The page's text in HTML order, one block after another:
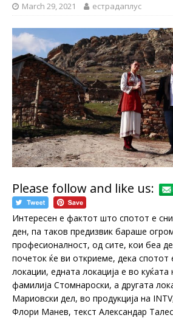
March 29, 2021 естрадаплус
Please follow and like us:
Интересен е фактот што спотот е
ден, па таков предизвик бараше
професионалност, од сите, кои беа
почеток ќе ви откриеме, дека спотот
локации, едната локација е во куќата
фамилија Стомнароски, а другата
Мариовски дел, во продукција на
Флори Манев, текст Александар